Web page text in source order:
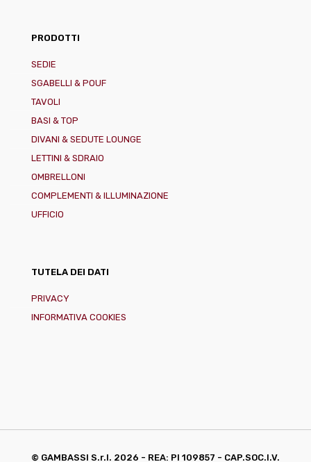
PRODOTTI
SEDIE
SGABELLI & POUF
TAVOLI
BASI & TOP
DIVANI & SEDUTE LOUNGE
LETTINI & SDRAIO
OMBRELLONI
COMPLEMENTI & ILLUMINAZIONE
UFFICIO
TUTELA DEI DATI
PRIVACY
INFORMATIVA COOKIES
© GAMBASSI S.r.l. 2026 - REA: PI 109857 - CAP.SOC.I.V.